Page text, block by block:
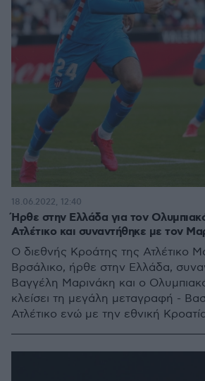
Ήρθε στην Ελλάδα για τον
Ατλέτικο και συναντήθηκε με τον
Ο διεθνής Κροάτης της Ατλέτικο
Βρσάλικο, ήρθε στην Ελλάδα,
Βαγγέλη Μαρινάκη και ο
κλείσει τη μεγάλη μεταγραφή -
Ατλέτικο ενώ με την εθνική
18.06.2022, 12:40